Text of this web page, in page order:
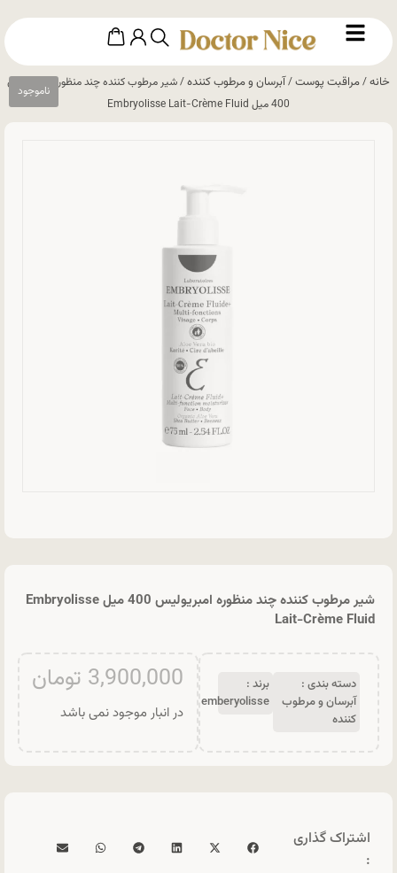
خانه/مراقبت پوست/آبرسان و مرطوب کننده/ شیر مرطوب کننده چند منظوره امبریولیس
400 میل Embryolisse Lait-Crème Fluid
شیر مرطوب کننده چند منظوره امبریولیس 400 میل Embryolisse
Lait-Crème Fluid
دسته بندی :
آبرسان و مرطوب
کننده
برند :
emberyolisse
3,900,000 تومان
در انبار موجود نمی باشد
اشتراک گذاری
: